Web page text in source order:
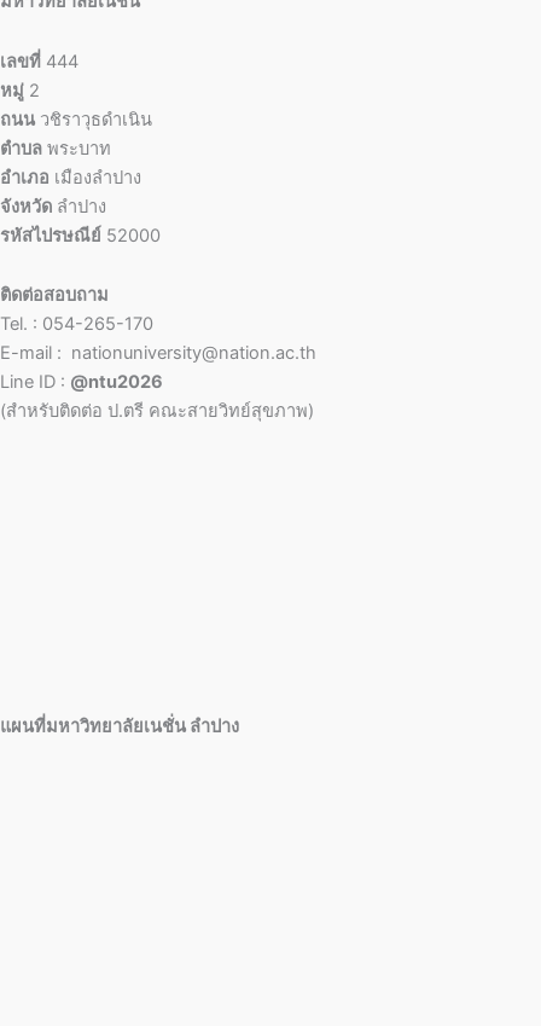
เลขที่ 444
หมู่ 2
ถนน วชิราวุธดำเนิน
ตำบล พระบาท
อำเภอ เมืองลำปาง
จังหวัด ลำปาง
รหัสไปรษณีย์ 52000
ติดต่อสอบถาม
Tel. : 054-265-170
E-mail : nationuniversity@nation.ac.th
Line ID : @ntu2026
(สำหรับติดต่อ ป.ตรี คณะสายวิทย์สุขภาพ)
แผนที่มหาวิทยาลัยเนชั่น ลำปาง